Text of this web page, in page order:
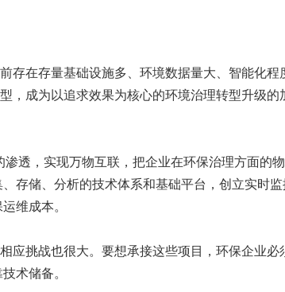
存在存量基础设施多、环境数据量大、智能化
，成为以追求效果为核心的环境治理转型升级
透，实现万物互联，把企业在环保治理方面的
存储、分析的技术体系和基础平台，创立实时
维成本。
应挑战也很大。要想承接这些项目，环保企业
术储备。